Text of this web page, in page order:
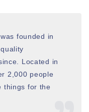
founded in
Located in
2,000 people
things for the